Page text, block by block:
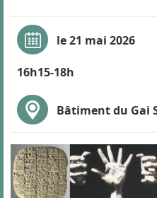
le 21 mai 2026
16h15-18h
Bâtiment du Gai